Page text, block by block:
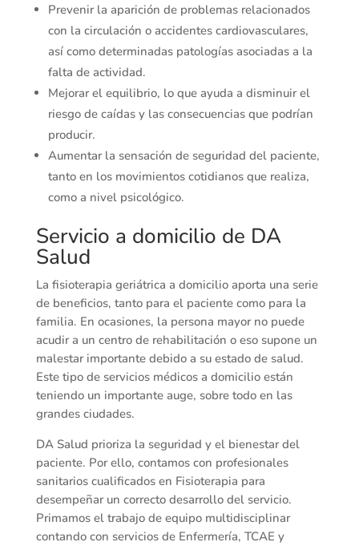
Prevenir la aparición de problemas relacionados
con la circulación o accidentes cardiovasculares,
así como determinadas patologías asociadas a la
falta de actividad.
Mejorar el equilibrio, lo que ayuda a disminuir el
riesgo de caídas y las consecuencias que podrían
producir.
Aumentar la sensación de seguridad del paciente,
tanto en los movimientos cotidianos que realiza,
como a nivel psicológico.
Servicio a domicilio de DA
Salud
La fisioterapia geriátrica a domicilio aporta una serie
de beneficios, tanto para el paciente como para la
familia. En ocasiones, la persona mayor no puede
acudir a un centro de rehabilitación o eso supone un
malestar importante debido a su estado de salud.
Este tipo de servicios médicos a domicilio están
teniendo un importante auge, sobre todo en las
grandes ciudades.
DA Salud prioriza la seguridad y el bienestar del
paciente. Por ello, contamos con profesionales
sanitarios cualificados en Fisioterapia para
desempeñar un correcto desarrollo del servicio.
Primamos el trabajo de equipo multidisciplinar
contando con servicios de Enfermería, TCAE y